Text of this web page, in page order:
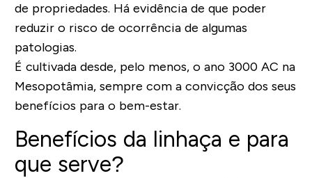
de propriedades. Há evidência de que poder
reduzir o risco de ocorrência de algumas
patologias.
É cultivada desde, pelo menos, o ano 3000 AC na
Mesopotâmia, sempre com a convicção dos seus
benefícios para o bem-estar.
Benefícios da linhaça e para
que serve?